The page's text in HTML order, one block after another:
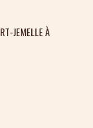
JEMELLE À